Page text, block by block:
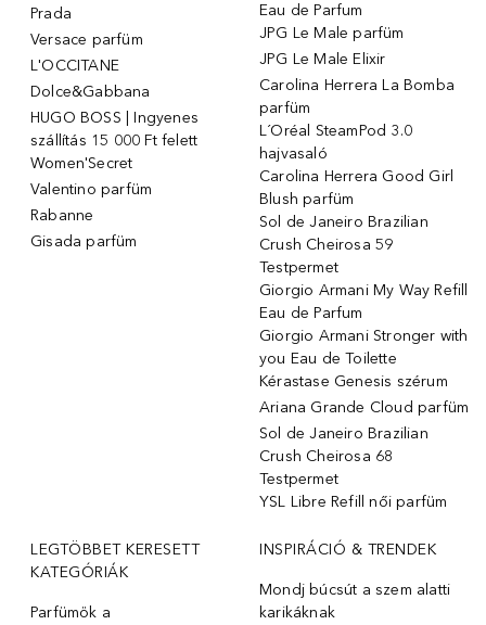
Prada
Versace parfüm
L'OCCITANE
Dolce&Gabbana
HUGO BOSS | Ingyenes
szállítás 15 000 Ft felett
Women'Secret
Valentino parfüm
Rabanne
Gisada parfüm
Eau de Parfum
JPG Le Male parfüm
JPG Le Male Elixir
Carolina Herrera La Bomba
parfüm
L´Oréal SteamPod 3.0
hajvasaló
Carolina Herrera Good Girl
Blush parfüm
Sol de Janeiro Brazilian
Crush Cheirosa 59
Testpermet
Giorgio Armani My Way Refill
Eau de Parfum
Giorgio Armani Stronger with
you Eau de Toilette
Kérastase Genesis szérum
Ariana Grande Cloud parfüm
Sol de Janeiro Brazilian
Crush Cheirosa 68
Testpermet
YSL Libre Refill női parfüm
LEGTÖBBET KERESETT
KATEGÓRIÁK
Parfümök ️a
INSPIRÁCIÓ & TRENDEK
Mondj búcsút a szem alatti
karikáknak